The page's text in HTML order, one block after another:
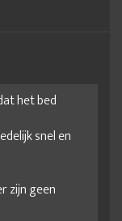
het bed
snel en
zijn geen